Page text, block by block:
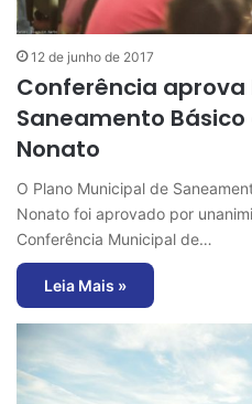
12 de junho de 2017
Conferência aprova
Saneamento
Nonato
O Plano Municipal de
Nonato foi aprovado por
Conferência Municipal de…
Leia Mais »